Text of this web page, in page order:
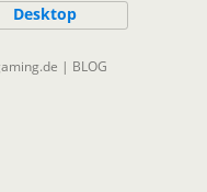
Desktop
| BLOG